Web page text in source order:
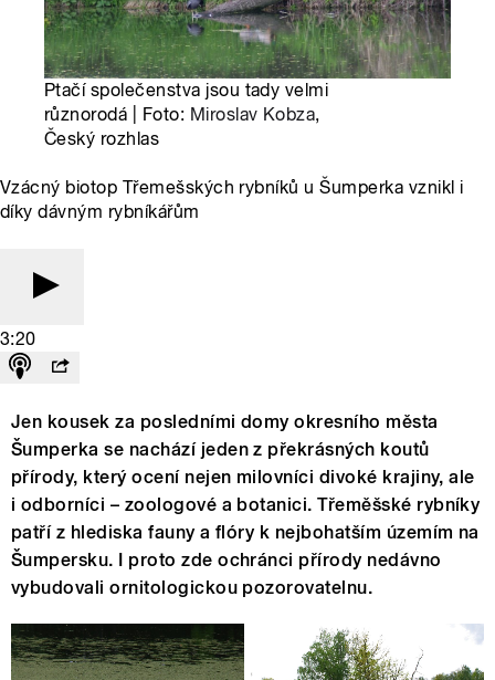
Ptačí společenstva jsou tady velmi
různorodá | Foto: Miroslav Kobza,
Český rozhlas
Vzácný biotop Třemešských rybníků u Šumperka vznikl i
díky dávným rybníkářům
3:20
Jen kousek za posledními domy okresního města
Šumperka se nachází jeden z překrásných koutů
přírody, který ocení nejen milovníci divoké krajiny, ale
i odborníci – zoologové a botanici. Třeměšské rybníky
patří z hlediska fauny a flóry k nejbohatším územím na
Šumpersku. I proto zde ochránci přírody nedávno
vybudovali ornitologickou pozorovatelnu.